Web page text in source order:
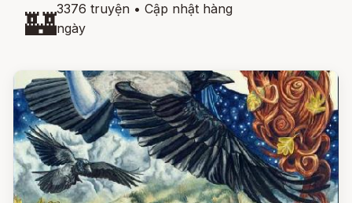
🏰3376 truyện • Cập nhật hàng
ngày